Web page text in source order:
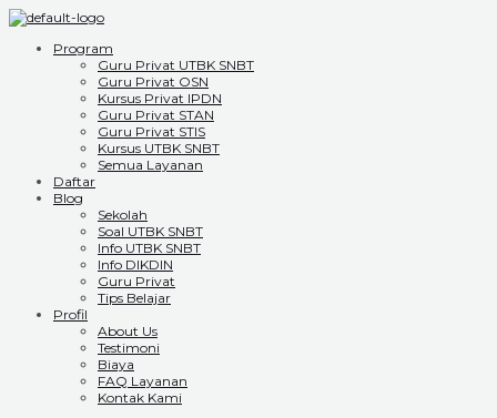
Program
Guru Privat UTBK SNBT
Guru Privat OSN
Kursus Privat IPDN
Guru Privat STAN
Guru Privat STIS
Kursus UTBK SNBT
Semua Layanan
Daftar
Blog
Sekolah
Soal UTBK SNBT
Info UTBK SNBT
Info DIKDIN
Guru Privat
Tips Belajar
Profil
About Us
Testimoni
Biaya
FAQ Layanan
Kontak Kami